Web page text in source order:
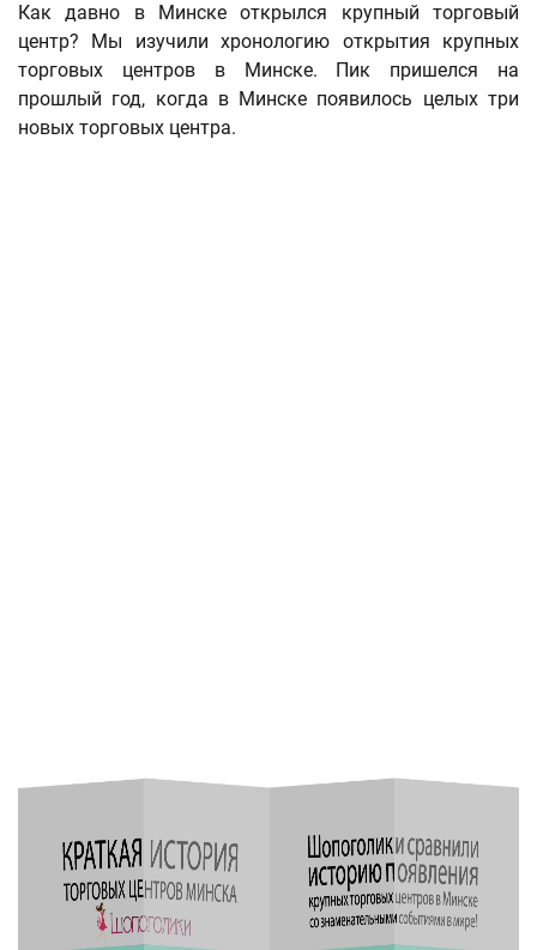
Как давно в Минске открылся крупный торговый
центр? Мы изучили хронологию открытия крупных
торговых центров в Минске. Пик пришелся на
прошлый год, когда в Минске появилось целых три
новых торговых центра.